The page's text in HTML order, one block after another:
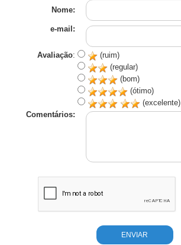
Nome:
e-mail:
Avaliação:
(ruim)
(regular)
(bom)
(ótimo)
(excelente)
Comentários: